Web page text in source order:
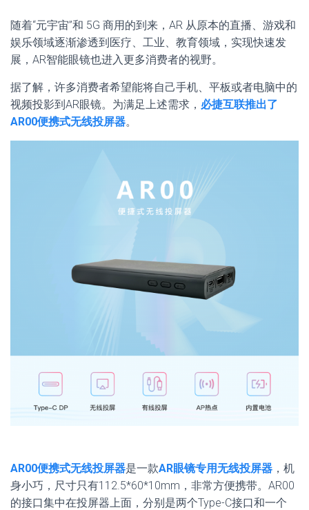
随着“元宇宙”和 5G 商用的到来，AR 从原本的直播、游戏和
娱乐领域逐渐渗透到医疗、工业、教育领域，实现快速发
展，AR智能眼镜也进入更多消费者的视野。
据了解，许多消费者希望能将自己手机、平板或者电脑中的
视频投影到AR眼镜。为满足上述需求， 必捷互联推出了
AR00便携式无线投屏器。
AR00便携式无线投屏器是一款AR眼镜专用无线投屏器 ，机
身小巧，尺寸只有112.5*60*10mm，非常方便携带。AR00
的接口集中在投屏器上面，分别是两个Type-C接口和一个